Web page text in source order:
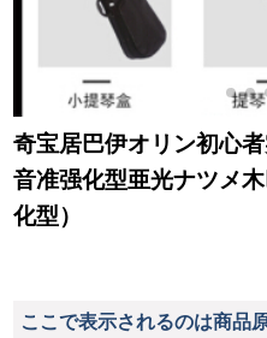
奇宝居巴伊オリン初心
音准强化型亜光ナツメ
化型）
ここで表示されるのは商品